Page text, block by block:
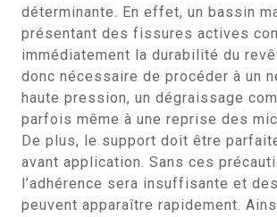
déterminante. En effet, un bassin
présentant des fissures actives
immédiatement la durabilité du
donc nécessaire de procéder à un
haute pression, un dégraissage
parfois même à une reprise des
De plus, le support doit être
avant application. Sans ces
l’adhérence sera insuffisante et
peuvent apparaître rapidement.